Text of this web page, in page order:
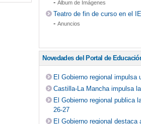
-Álbum de Imágenes
Teatro de fin de curso en el
-Anuncios
Novedades del Portal de
El Gobierno regional
Castilla-La Mancha impulsa
El Gobierno regional publica
26-27
El Gobierno regional destaca